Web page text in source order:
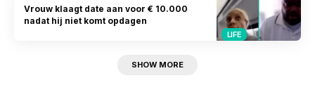
LIFE
Vrouw klaagt date aan voor € 10.000
nadat hij niet komt opdagen
SHOW MORE